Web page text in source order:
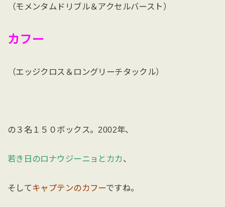
（モメンタムドリブル＆アクセルバースト）
カフー
（エッジクロス＆ロングリーチタックル）
の３名１５０ボックス。2002年、
若き日のロナウジーニョとカカ 、
そしてキャプテンのカフーですね。